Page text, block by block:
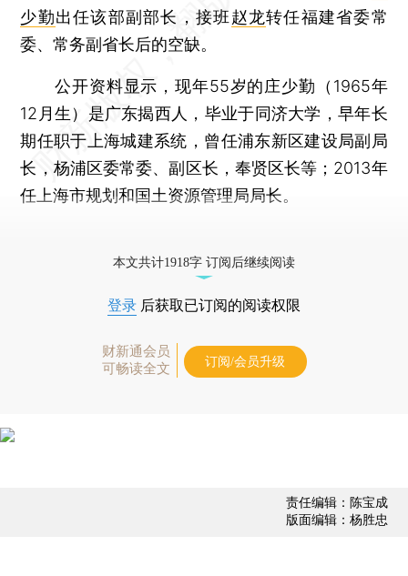
少勤出任该部副部长，接班赵龙转任福建省委常
委、常务副省长后的空缺。
公开资料显示，现年55岁的庄少勤（1965年
12月生）是广东揭西人，毕业于同济大学，早年长
期任职于上海城建系统，曾任浦东新区建设局副局
长，杨浦区委常委、副区长，奉贤区长等；2013年
任上海市规划和国土资源管理局局长。
本文共计1918字 订阅后继续阅读
登录 后获取已订阅的阅读权限
财新通会员
可畅读全文
订阅/会员升级
责任编辑：陈宝成
版面编辑：杨胜忠